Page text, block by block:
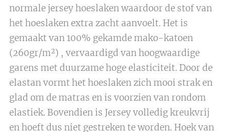
normale jersey hoeslaken waardoor de stof van
het hoeslaken extra zacht aanvoelt. Het is
gemaakt van 100% gekamde mako-katoen
(260gr/m²) , vervaardigd van hoogwaardige
garens met duurzame hoge elasticiteit. Door de
elastan vormt het hoeslaken zich mooi strak en
glad om de matras en is voorzien van rondom
elastiek. Bovendien is Jersey volledig kreukvrij
en hoeft dus niet gestreken te worden. Hoek van